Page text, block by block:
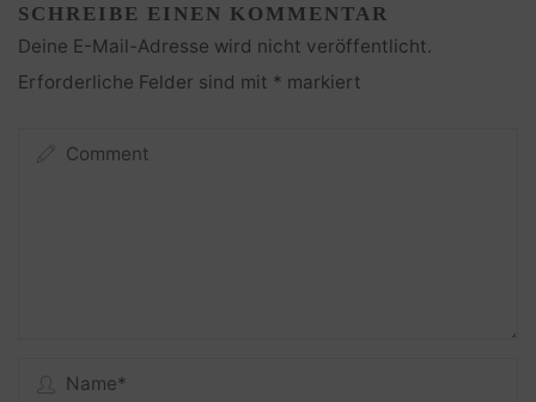
SCHREIBE EINEN KOMMENTAR
Deine E-Mail-Adresse wird nicht veröffentlicht.
Erforderliche Felder sind mit * markiert